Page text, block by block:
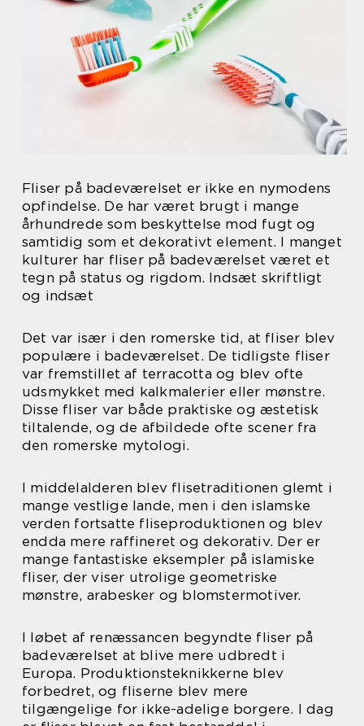
Fliser på badeværelset er ikke en nymodens
opfindelse. De har været brugt i mange
århundrede som beskyttelse mod fugt og
samtidig som et dekorativt element. I manget
kulturer har fliser på badeværelset været et
tegn på status og rigdom. Indsæt skriftligt
og indsæt
Det var især i den romerske tid, at fliser blev
populære i badeværelset. De tidligste fliser
var fremstillet af terracotta og blev ofte
udsmykket med kalkmalerier eller mønstre.
Disse fliser var både praktiske og æstetisk
tiltalende, og de afbildede ofte scener fra
den romerske mytologi.
I middelalderen blev flisetraditionen glemt i
mange vestlige lande, men i den islamske
verden fortsatte fliseproduktionen og blev
endda mere raffineret og dekorativ. Der er
mange fantastiske eksempler på islamiske
fliser, der viser utrolige geometriske
mønstre, arabesker og blomstermotiver.
I løbet af renæssancen begyndte fliser på
badeværelset at blive mere udbredt i
Europa. Produktionsteknikkerne blev
forbedret, og fliserne blev mere
tilgængelige for ikke-adelige borgere. I dag